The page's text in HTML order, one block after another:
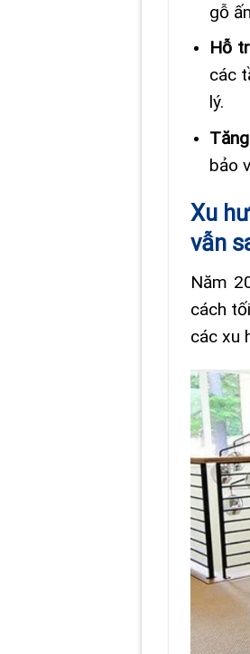
gỗ
Hỗ
các
lý.
bảo
Xu
vẫn
Năm
cách
các xu